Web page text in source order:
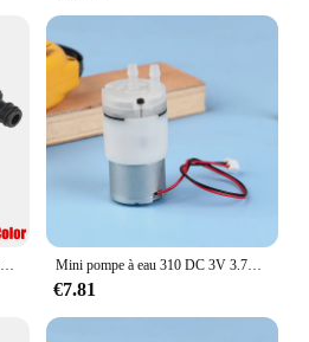
5.5L/min Noir 130PSI DP-537 12V 220V Auto-Amorçage DiaphLeurs me Pulvérisation D'eau Électrique Pompe À Eau Micro Haute Pression Agricole Mini pompe à eau 310 DC 3V 3.7V, 1 pièce, moteur à brosse en carbone, auto-amorçante, résistant à la corrosion, spray désinfectant
€7.81